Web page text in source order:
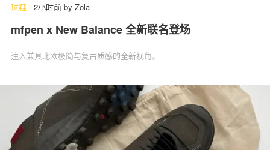
球鞋 - 2小时前 by Zola
mfpen x New Balance 全新联名登场
注入兼具北欧极简与复古质感的全新视角。